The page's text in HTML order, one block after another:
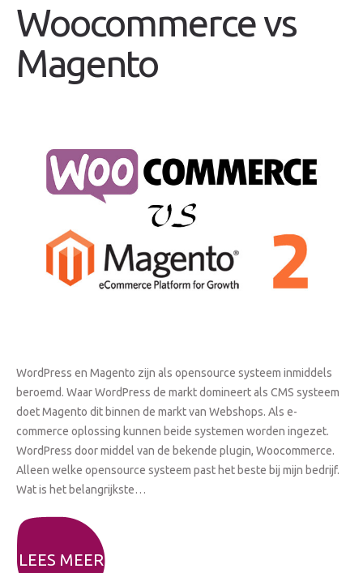
Woocommerce vs
Magento
WordPress en Magento zijn als opensource systeem inmiddels
beroemd. Waar WordPress de markt domineert als CMS systeem
doet Magento dit binnen de markt van Webshops. Als e-
commerce oplossing kunnen beide systemen worden ingezet.
WordPress door middel van de bekende plugin, Woocommerce.
Alleen welke opensource systeem past het beste bij mijn bedrijf.
Wat is het belangrijkste…
LEES MEER